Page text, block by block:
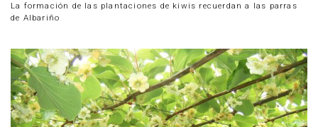
La formación de las plantaciones de kiwis recuerdan a las parras
de Albariño